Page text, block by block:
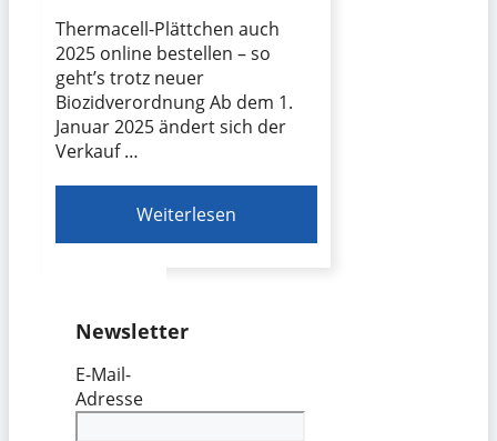
Thermacell-Plättchen auch
2025 online bestellen – so
geht’s trotz neuer
Biozidverordnung Ab dem 1.
Januar 2025 ändert sich der
Verkauf …
Weiterlesen
Newsletter
E-Mail-
Adresse